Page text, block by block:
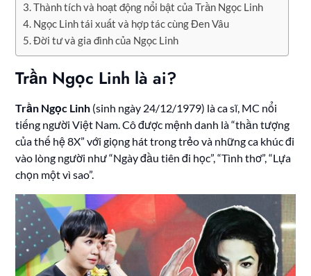
Thành tích và hoạt động nổi bật của Trần Ngọc Linh
Ngọc Linh tái xuất và hợp tác cùng Đen Vâu
Đời tư và gia đình của Ngọc Linh
Trần Ngọc Linh là ai?
Trần Ngọc Linh (sinh ngày 24/12/1979) là ca sĩ, MC nổi
tiếng người Việt Nam. Cô được mệnh danh là “thần tượng
của thế hệ 8X” với giọng hát trong trẻo và những ca khúc đi
vào lòng người như “Ngày đầu tiên đi học”, “Tình thơ”, “Lựa
chọn một vì sao”.